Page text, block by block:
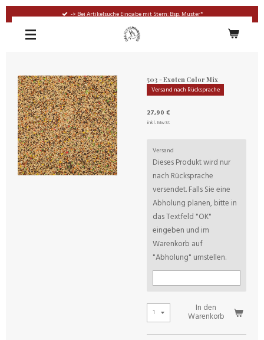
springen
-> Bei Artikelsuche Eingabe mit Stern: Bsp. Muster*
503 - Exoten Color Mix
Versand nach Rücksprache
27,90 €
inkl. MwSt
Versand
Dieses Produkt wird nur
nach Rücksprache
versendet. Falls Sie eine
Abholung planen, bitte in
das Textfeld "OK"
eingeben und im
Warenkorb auf
"Abholung" umstellen.
In den
Warenkorb